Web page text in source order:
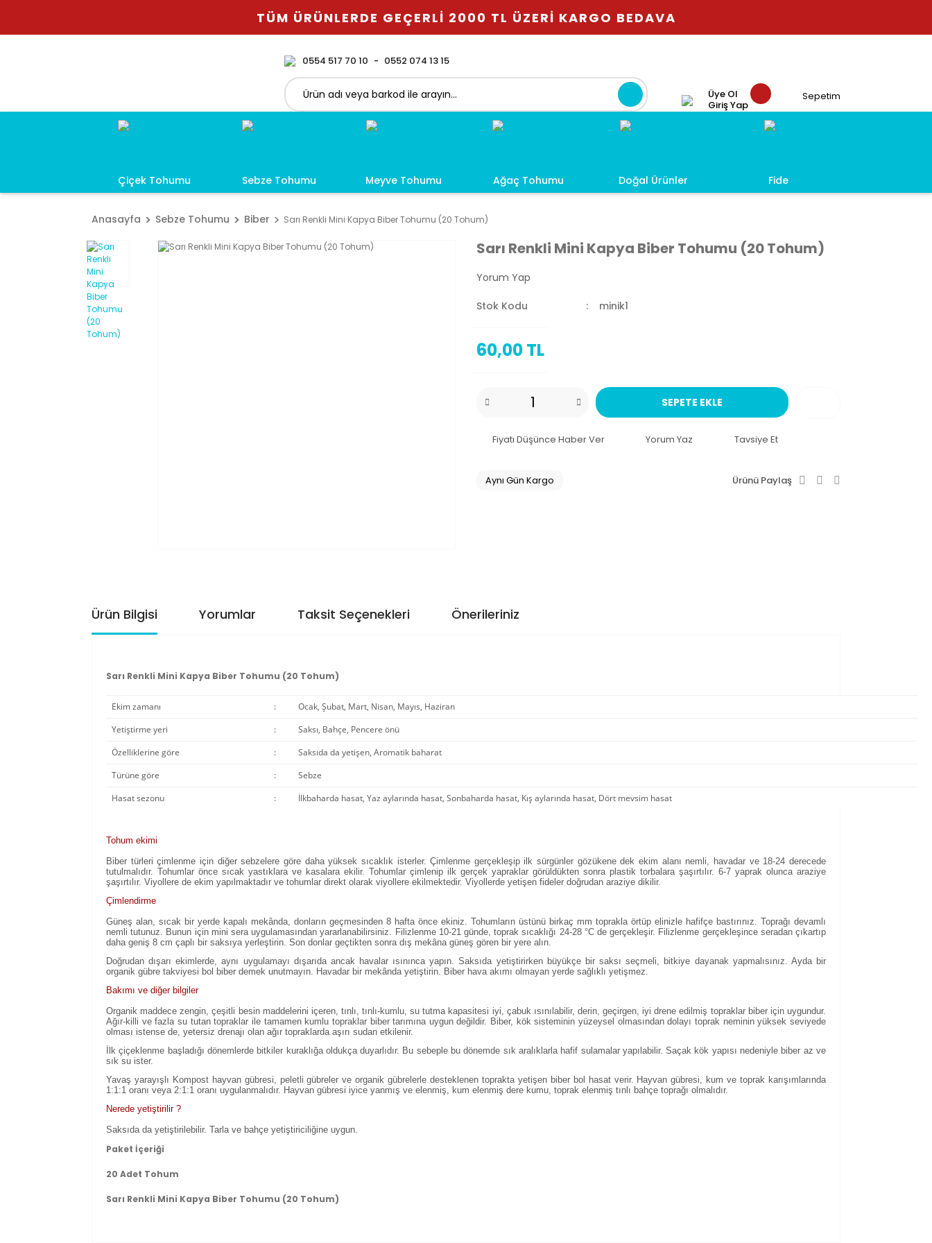
TÜM ÜRÜNLERDE GEÇERLİ 2000 TL ÜZERİ KARGO BEDAVA
0554 517 70 10 0552 074 13 15
Üye Ol
Giriş Yap
Sepetim
Çiçek Tohumu Sebze Tohumu Meyve Tohumu Ağaç Tohumu Doğal Ürünler Fide
Anasayfa Sebze Tohumu Biber Sarı Renkli Mini Kapya Biber Tohumu (20 Tohum)
Sarı Renkli Mini Kapya Biber Tohumu (20 Tohum)
Yorum Yap
Stok Kodu minik1
60,00 TL
SEPETE EKLE
Fiyatı Düşünce Haber Ver Yorum Yaz Tavsiye Et
Aynı Gün Kargo Ürünü Paylaş
Ürün Bilgisi Yorumlar Taksit Seçenekleri Önerileriniz
Sarı Renkli Mini Kapya Biber Tohumu (20 Tohum)
Ekim zamanı :
Ocak, Şubat, Mart, Nisan, Mayıs, Haziran
Yetiştirme yeri
:
Saksı, Bahçe, Pencere önü
Özelliklerine göre
:
Saksıda da yetişen, Aromatik baharat
Türüne göre
:
Sebze
Hasat sezonu
: İlkbaharda hasat, Yaz aylarında hasat, Sonbaharda hasat, Kış aylarında hasat, Dört mevsim hasat
Tohum ekimi
Biber türleri çimlenme için diğer sebzelere göre daha yüksek sıcaklık isterler. Çimlenme gerçekleşip ilk sürgünler gözükene dek ekim alanı nemli, havadar ve 18-24 derecede
tutulmalıdır. Tohumlar önce sıcak yastıklara ve kasalara ekilir. Tohumlar çimlenip ilk gerçek yapraklar görüldükten sonra plastik torbalara şaşırtılır. 6-7 yaprak olunca araziye
şaşırtılır. Viyollere de ekim yapılmaktadır ve tohumlar direkt olarak viyollere ekilmektedir. Viyollerde yetişen fideler doğrudan araziye dikilir.
Çimlendirme
Güneş alan, sıcak bir yerde kapalı mekânda, donların geçmesinden 8 hafta önce ekiniz. Tohumların üstünü birkaç mm toprakla örtüp elinizle hafifçe bastırınız. Toprağı devamlı
nemli tutunuz. Bunun için mini sera uygulamasından yararlanabilirsiniz. Filizlenme 10-21 günde, toprak sıcaklığı 24-28 °C de gerçekleşir. Filizlenme gerçekleşince seradan çıkartıp
daha geniş 8 cm çaplı bir saksıya yerleştirin. Son donlar geçtikten sonra dış mekâna güneş gören bir yere alın.
Doğrudan dışarı ekimlerde, aynı uygulamayı dışarıda ancak havalar ısınınca yapın. Saksıda yetiştirirken büyükçe bir saksı seçmeli, bitkiye dayanak yapmalısınız. Ayda bir
organik gübre takviyesi bol biber demek unutmayın. Havadar bir mekânda yetiştirin. Biber hava akımı olmayan yerde sağlıklı yetişmez.
Bakımı ve diğer bilgiler
Organik maddece zengin, çeşitli besin maddelerini içeren, tınlı, tınlı-kumlu, su tutma kapasitesi iyi, çabuk ısınılabilir, derin, geçirgen, iyi drene edilmiş topraklar biber için uygundur.
Ağır-killi ve fazla su tutan topraklar ile tamamen kumlu topraklar biber tarımına uygun değildir. Biber, kök sisteminin yüzeysel olmasından dolayı toprak neminin yüksek seviyede
olması istense de, yetersiz drenajı olan ağır topraklarda aşırı sudan etkilenir.
İlk çiçeklenme başladığı dönemlerde bitkiler kuraklığa oldukça duyarlıdır. Bu sebeple bu dönemde sık aralıklarla hafif sulamalar yapılabilir. Saçak kök yapısı nedeniyle biber az ve
sık su ister.
Yavaş yarayışlı Kompost hayvan gübresi, peletli gübreler ve organik gübrelerle desteklenen toprakta yetişen biber bol hasat verir. Hayvan gübresi, kum ve toprak karışımlarında
1:1:1 oranı veya 2:1:1 oranı uygulanmalıdır. Hayvan gübresi iyice yanmış ve elenmiş, kum elenmiş dere kumu, toprak elenmiş tınlı bahçe toprağı olmalıdır.
Nerede yetiştirilir ?
Saksıda da yetiştirilebilir. Tarla ve bahçe yetiştiriciliğine uygun.
Paket İçeriği
20 Adet Tohum
Sarı Renkli Mini Kapya Biber Tohumu (20 Tohum)